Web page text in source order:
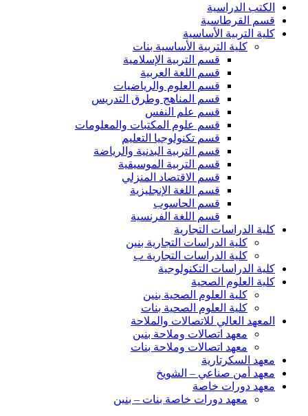
الكتب الدراسية
قسم القرطاسية
كلية التربية الأساسية
كلية التربية الأساسية بنات
قسم التربية الإسلامية
قسم اللغة العربية
قسم العلوم والرياضيات
قسم المناهج وطرق التدريس
قسم علم النفس
قسم علوم المكتبات والمعلومات
قسم تكنولوجيا التعليم
قسم التربية البدنية والرياضة
قسم التربية الموسيقية
قسم الاقتصاد المنزلي
قسم اللغة الإنجليزية
قسم الحاسوب
قسم اللغة الفرنسية
كلية الدراسات التجارية
كلية الدراسات التجارية بنين
كلية الدراسات التجارية ب
كلية الدراسات التكنولوجية
كلية العلوم الصحية
كلية العلوم الصحية بنين
كلية العلوم الصحية بنات
المعهد العالي للاتصالات والملاحة
معهد اتصالات وملاحة بنين
معهد اتصالات وملاحة بنات
معهد السكرتارية
معهد أمن صناعي – الشويخ
معهد دورات خاصة
معهد دورات خاصة بنات – بنين